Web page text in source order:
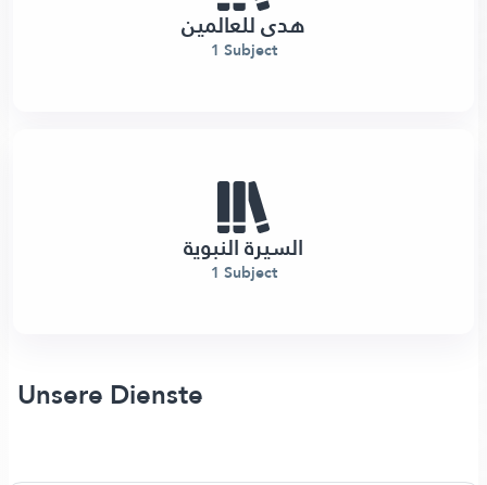
هدى للعالمين
1 Subject
السيرة النبوية
1 Subject
Unsere Dienste